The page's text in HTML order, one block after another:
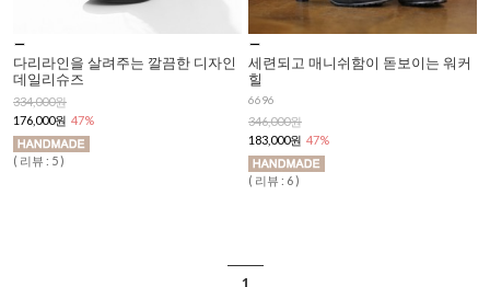
다리라인을 살려주는 깔끔한 디자인
데일리슈즈
334,000원
176,000원 47%
( 리뷰 : 5 )
세련되고 매니쉬함이 돋보이는 워커
힐
6696
346,000원
183,000원 47%
( 리뷰 : 6 )
1